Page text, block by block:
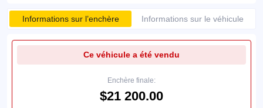
Informations sur l’enchère Informations sur le véhicule
Ce véhicule a été vendu
Enchère finale:
$21 200.00